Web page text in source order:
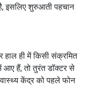
इसलिए शुरुआती पहचान
ही में किसी संक्रमित
आए हैं, तो तुरंत डॉक्टर से
केंद्र को पहले फोन